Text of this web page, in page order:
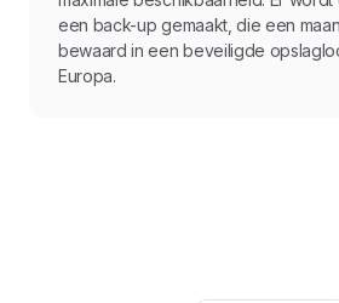
een back-up gemaakt, die een
bewaard in een beveiligde
Europa.